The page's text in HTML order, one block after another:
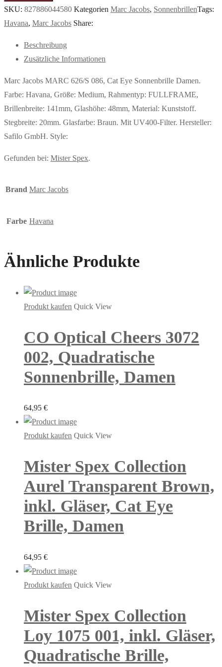
SKU: 827886044580 Kategorien Marc Jacobs, SonnenbrillenTags:
Havana, Marc Jacobs Share:
Beschreibung
Zusätzliche Informationen
Marc Jacobs MARC 626/S 086, Cat Eye Sonnenbrille Damen.
Farbe: Havana, Größe: Medium, Rahmentyp: FULLFRAME,
Brillenbreite: 141mm, Glashöhe: 48mm, Material: Kunststoff.
Stegbreite: 20mm. Glasfarbe: Braun. Mit UV400-Filter. Hersteller:
Safilo GmbH. Style:
Gefunden bei: Mister Spex.
Brand Marc Jacobs
Farbe Havana
Ähnliche Produkte
Produkt kaufen Quick View
CO Optical Cheers 3072
002, Quadratische
Sonnenbrille, Damen
64,95 €
Produkt kaufen Quick View
Mister Spex Collection
Aurel Transparent Brown,
inkl. Gläser, Cat Eye
Brille, Damen
64,95 €
Produkt kaufen Quick View
Mister Spex Collection
Loy 1075 001, inkl. Gläser,
Quadratische Brille,